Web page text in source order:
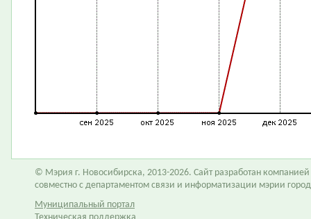
© Мэрия г. Новосибирска, 2013-2026. Сайт разработан компанией
совместно с департаментом связи и информатизации мэрии
Муниципальный портал